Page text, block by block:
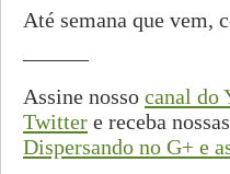
Até semana que vem,
———
Assine nosso canal do
Twitter e receba
Dispersando no G+ e